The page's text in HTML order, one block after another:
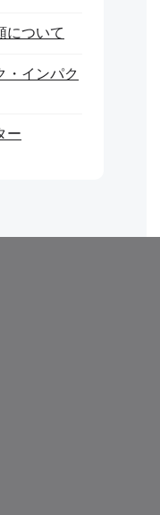
について
・インパク
ー